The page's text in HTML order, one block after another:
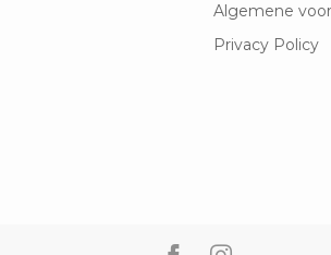
Algemene
Privacy Policy